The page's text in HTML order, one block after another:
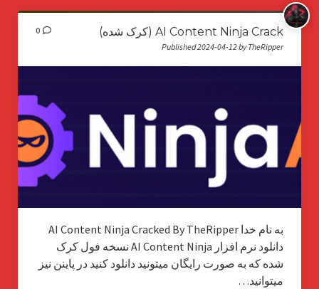
AI Content Ninja Crack (کرک شده)
Published 2024-04-12 by TheRipper
0
به نام خدا AI Content Ninja Cracked By TheRipper
دانلود نرم افزار AI Content Ninja نسخه فول کرک
شده که به صورت رایگان میتونید دانلود کنید در پاینن نیز
میتوانید…